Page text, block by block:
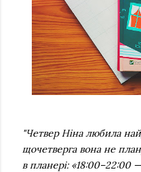
"Четвер Ніна любила
щочетверга вона не
в планері: «18:00–22:00